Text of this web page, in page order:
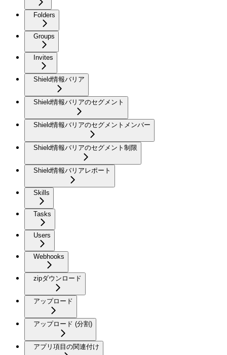
Folders
Groups
Invites
Shield情報バリア
Shield情報バリアのセグメント
Shield情報バリアのセグメントメンバー
Shield情報バリアのセグメント制限
Shield情報バリアレポート
Skills
Tasks
Users
Webhooks
zipダウンロード
アップロード
アップロード (分割)
アプリ項目の関連付け